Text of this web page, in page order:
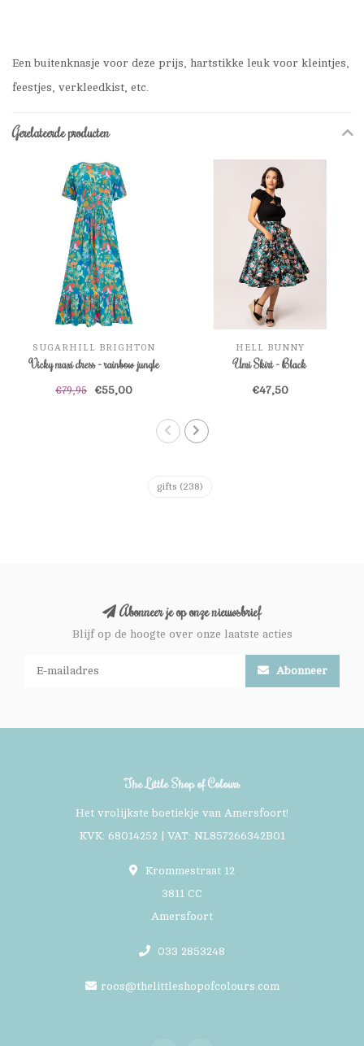
Een buitenknasje voor deze prijs, hartstikke leuk voor kleintjes,
feestjes, verkleedkist, etc.
Gerelateerde producten
SUGARHILL BRIGHTON
Vicky maxi dress - rainbow jungle
€79,95 €55,00
HELL BUNNY
Umi Skirt - Black
€47,50
gifts (238)
Abonneer je op onze nieuwsbrief
Blijf op de hoogte over onze laatste acties
Abonneer
The Little Shop of Colours
Het vrolijkste boetiekje van Amersfoort!
KVK: 68014252 | VAT: NL857266342B01
Krommestraat 12
3811 CC
Amersfoort
033 2853248
roos@thelittleshopofcolours.com